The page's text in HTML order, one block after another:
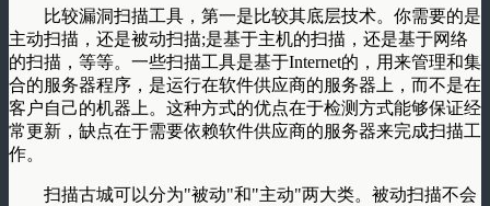
比较漏洞扫描工具，第一是比较其底层技术。你需要的是
主动扫描，还是被动扫描;是基于主机的扫描，还是基于网络
的扫描，等等。一些扫描工具是基于Internet的，用来管理和集
合的服务器程序，是运行在软件供应商的服务器上，而不是在
客户自己的机器上。这种方式的优点在于检测方式能够保证经
常更新，缺点在于需要依赖软件供应商的服务器来完成扫描工
作。
扫描古城可以分为"被动"和"主动"两大类。被动扫描不会